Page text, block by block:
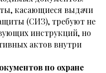
касающиеся выдачи
(СИЗ), требуют не
инструкций, но
актов внутри
по охране